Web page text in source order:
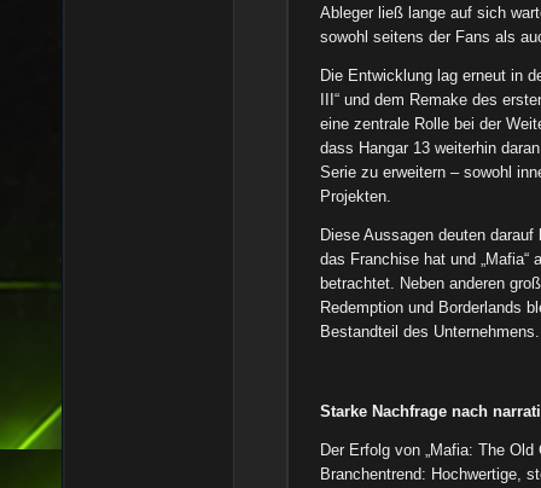
Ableger ließ lange auf sich
sowohl seitens der Fans als
Die Entwicklung lag erneut in
III“ und dem Remake des
eine zentrale Rolle bei der
dass Hangar 13 weiterhin
Serie zu erweitern – sowohl
Projekten.
Diese Aussagen deuten
das Franchise hat und
betrachtet. Neben anderen
Redemption und Borderlands
Bestandteil des Unternehmens.
Starke Nachfrage nach
Der Erfolg von „Mafia: The
Branchentrend: Hochwertige,